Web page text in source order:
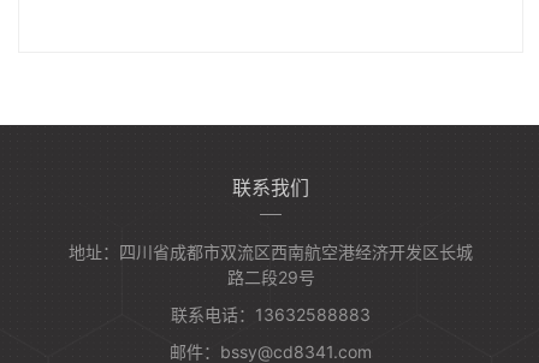
联系我们
地址：四川省成都市双流区西南航空港经济开发区长城
路二段29号
联系电话：13632588883
邮件：bssy@cd8341.com